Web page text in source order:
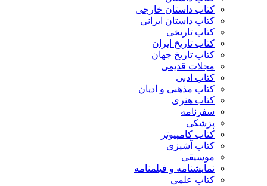
کتاب داستان خارجی
کتاب داستان ایرانی
کتاب تاریخی
کتاب تاریخ ایران
کتاب تاریخ جهان
مجلات قدیمی
کتاب ادبی
کتاب مذهبی و ادیان
کتاب هنری
سفرنامه
پزشکی
کتاب کامپیوتر
کتاب آشپزی
موسیقی
نمایشنامه و فیلمنامه
کتاب علمی